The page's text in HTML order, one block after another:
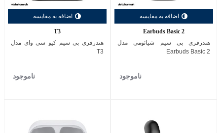
اضافه به مقایسه
Earbuds Basic 2
هندزفری بی سیم شیائومی مدل
Earbuds Basic 2
ناموجود
اضافه به مقایسه
T3
هندزفری بی ‌سیم کیو سی وای مدل
T3
ناموجود